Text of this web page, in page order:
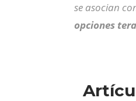
se asocian
opciones